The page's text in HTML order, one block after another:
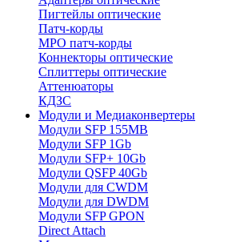
Пигтейлы оптические
Патч-корды
MPO патч-корды
Коннекторы оптические
Сплиттеры оптические
Аттенюаторы
КДЗС
Модули и Медиаконвертеры
Модули SFP 155MB
Модули SFP 1Gb
Модули SFP+ 10Gb
Модули QSFP 40Gb
Модули для CWDM
Модули для DWDM
Модули SFP GPON
Direct Attach